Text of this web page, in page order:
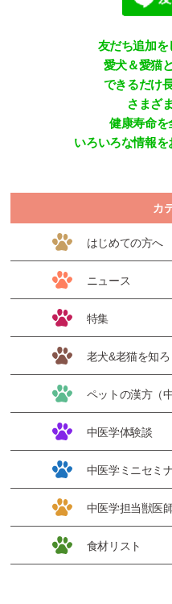
友だち追加を
愛犬＆愛猫
できるだけ
さまざ
健康寿命を
いろいろな情報を
カ
はじめての方へ
ニュース
特集
老犬&老猫を知ろ
ペットの漢方（
中医学体験談
中医学ミニセミ
中医学担当獣医
食材リスト